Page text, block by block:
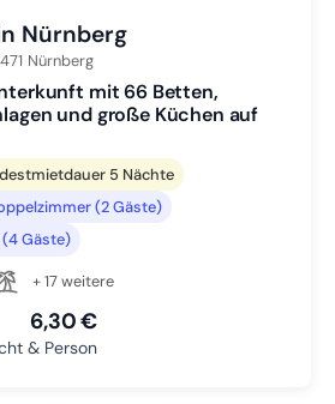
Nürnberg
Nürnberg
mit 66 Betten,
und große Küchen auf
5 Nächte
(2 Gäste)
Gäste)
+ 17 weitere
6,30 €
& Person